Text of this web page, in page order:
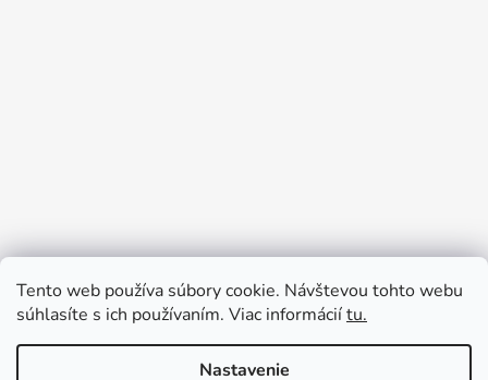
Tento web používa súbory cookie. Návštevou tohto webu
súhlasíte s ich používaním. Viac informáciítu.
Nastavenie